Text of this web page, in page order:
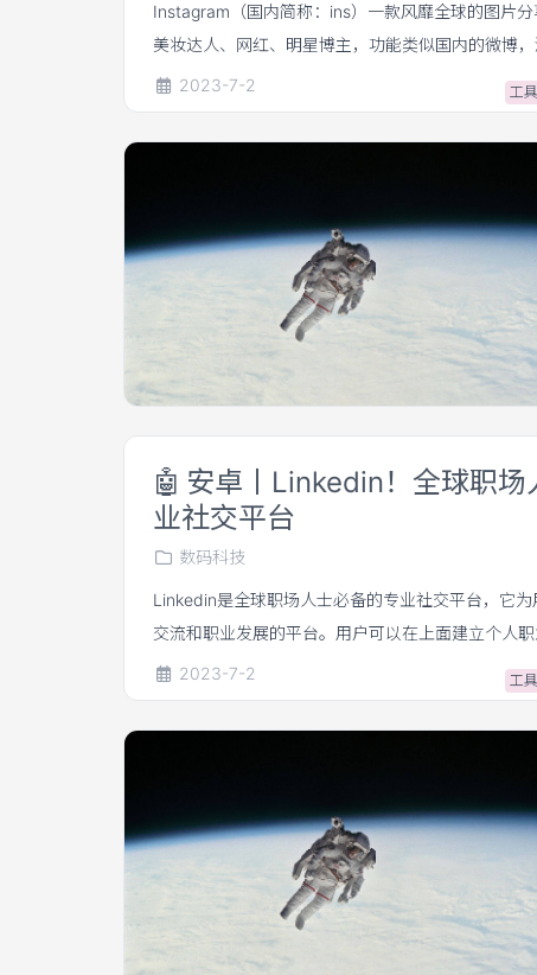
Instagram（国内简称：ins）一款风靡全球的图片
美妆达人、网红、明星博主，功能类似国内的微博，
2023-7-2
工具
🤖 安卓丨Linkedin！全球职场
业社交平台
数码科技
Linkedin是全球职场人士必备的专业社交平台，它为
交流和职业发展的平台。用户可以在上面建立个人
工作经历、技能和成就，吸引潜在雇主和业务合作伙
2023-7-2 工具